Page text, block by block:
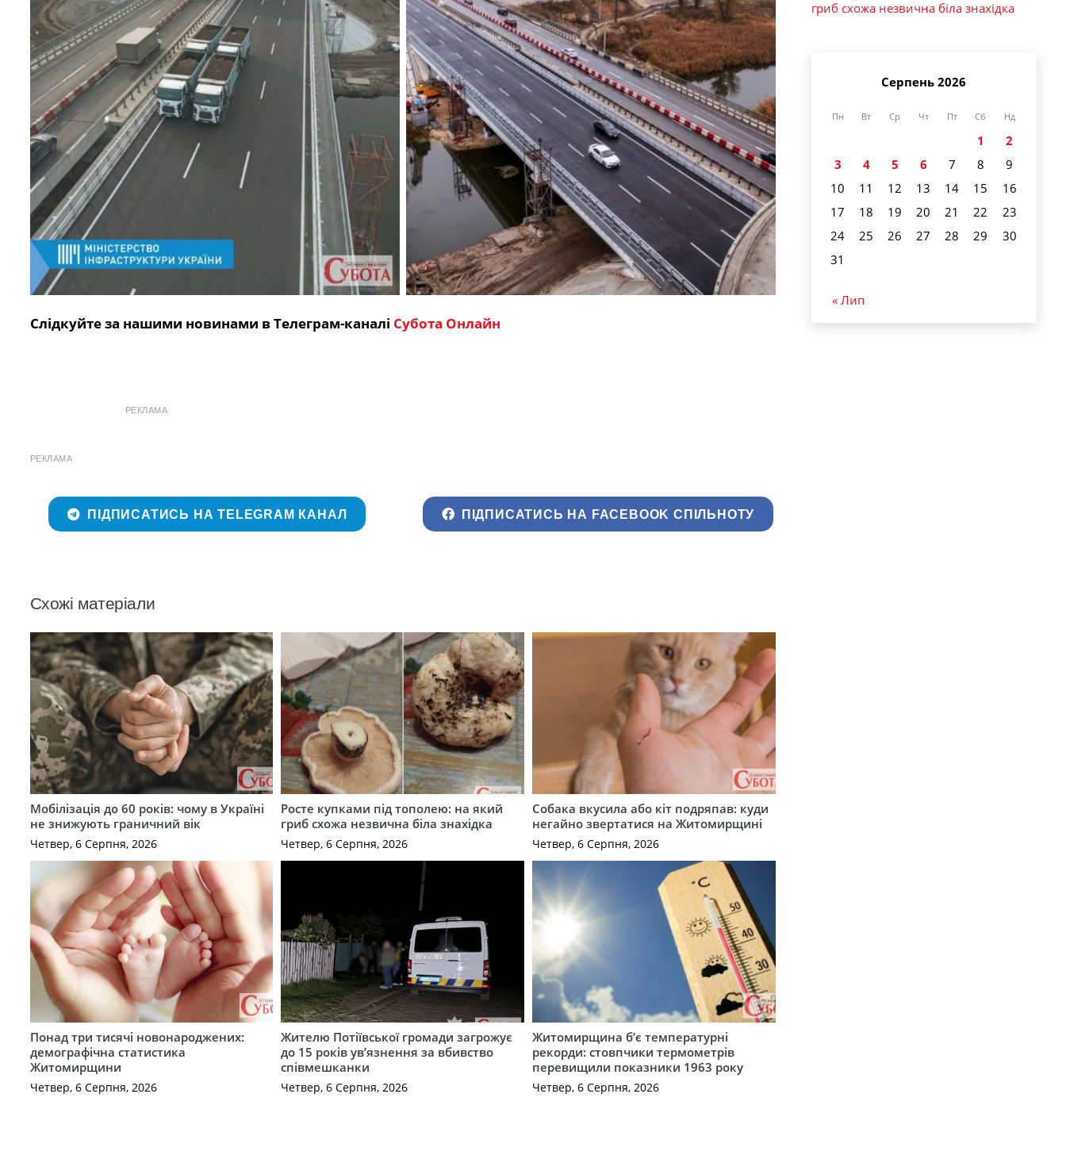
Слідкуйте за нашими новинами в Телеграм-каналі Субота Онлайн
РЕКЛАМА
РЕКЛАМА
ПІДПИСАТИСЬ НА TELEGRAM КАНАЛ ПІДПИСАТИСЬ НА FACEBOOK СПІЛЬНОТУ
Схожі матеріали
Мобілізація до 60 років: чому в Україні
не знижують граничний вік
Четвер, 6 Серпня, 2026
Росте купками під тополею: на який
гриб схожа незвична біла знахідка
Четвер, 6 Серпня, 2026
Собака вкусила або кіт подряпав: куди
негайно звертатися на Житомирщині
Четвер, 6 Серпня, 2026
Понад три тисячі новонароджених:
демографічна статистика
Житомирщини
Четвер, 6 Серпня, 2026
Жителю Потіївської громади загрожує
до 15 років ув’язнення за вбивство
співмешканки
Четвер, 6 Серпня, 2026
Житомирщина б’є температурні
рекорди: стовпчики термометрів
перевищили показники 1963 року
Четвер, 6 Серпня, 2026
гриб схожа незвична біла знахідка
Серпень 2026
Пн Вт Ср Чт Пт Сб Нд
1
2
3
4 5 6 7 8
9
10
11 12 13 14 15
16
17
18 19 20 21 22
23
24
25 26 27 28 29
30
31
« Лип